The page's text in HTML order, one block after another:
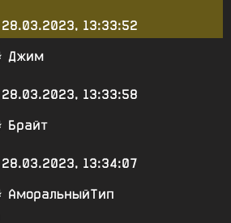
28.03.2023, 13:33:52
Джим
28.03.2023, 13:33:58
Брайт
28.03.2023, 13:34:07
АморальныйТип